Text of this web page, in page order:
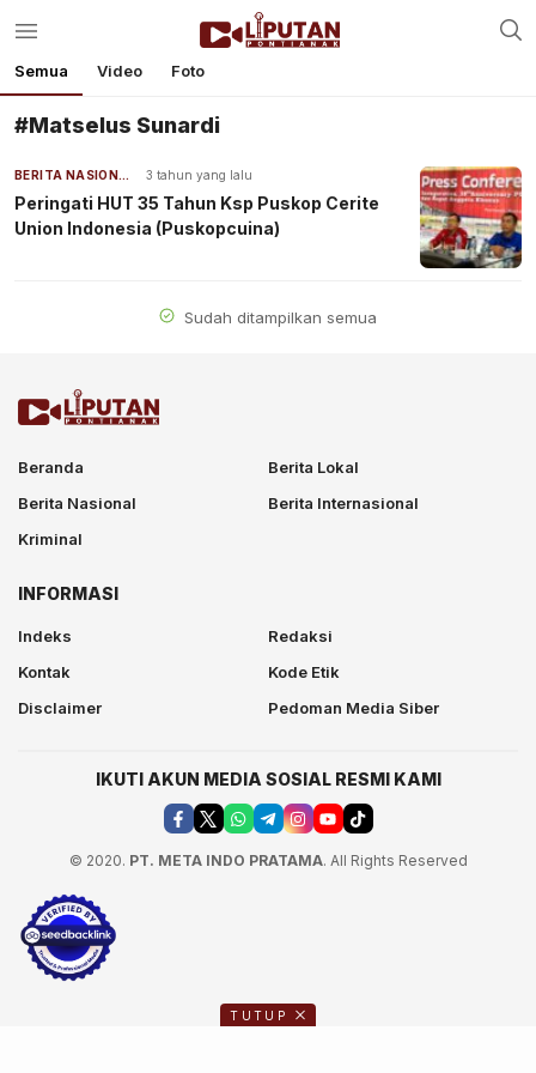
Semua Video Foto
#Matselus Sunardi
BERITA NASIONAL 3 tahun yang lalu
Peringati HUT 35 Tahun Ksp Puskop Cerite
Union Indonesia (Puskopcuina)
Sudah ditampilkan semua
Beranda
Berita Lokal
Berita Nasional
Berita Internasional
Kriminal
INFORMASI
Indeks
Redaksi
Kontak
Kode Etik
Disclaimer
Pedoman Media Siber
IKUTI AKUN MEDIA SOSIAL RESMI KAMI
© 2020. PT. META INDO PRATAMA. All Rights Reserved
TUTUP